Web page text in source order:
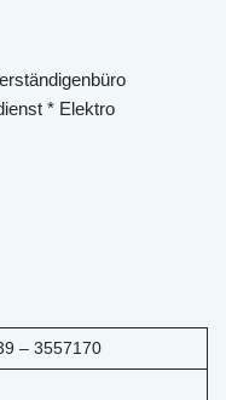
* Elektro
– 3557170